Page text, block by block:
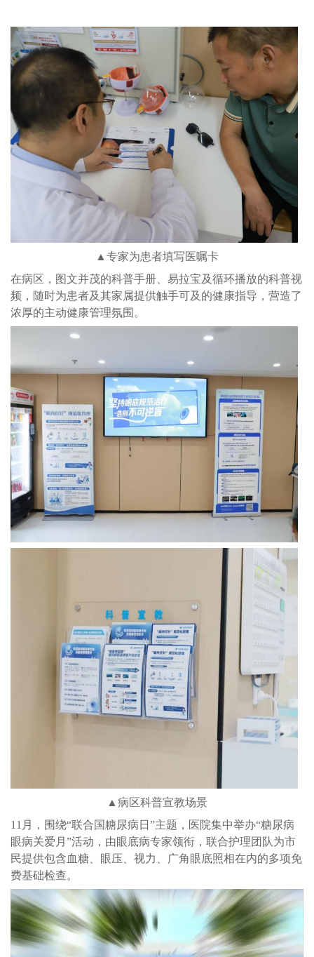
▲专家为患者填写医嘱卡
在病区，图文并茂的科普手册、易拉宝及循环播放的科普视
频，随时为患者及其家属提供触手可及的健康指导，营造了
浓厚的主动健康管理氛围。
▲病区科普宣教场景
11月，围绕“联合国糖尿病日”主题，医院集中举办“糖尿病
眼病关爱月”活动，由眼底病专家领衔，联合护理团队为市
民提供包含血糖、眼压、视力、广角眼底照相在内的多项免
费基础检查。